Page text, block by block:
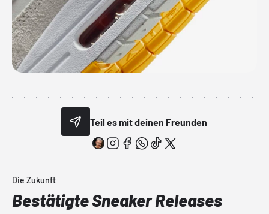
Teil es mit deinen Freunden
Die Zukunft
Bestätigte Sneaker Releases